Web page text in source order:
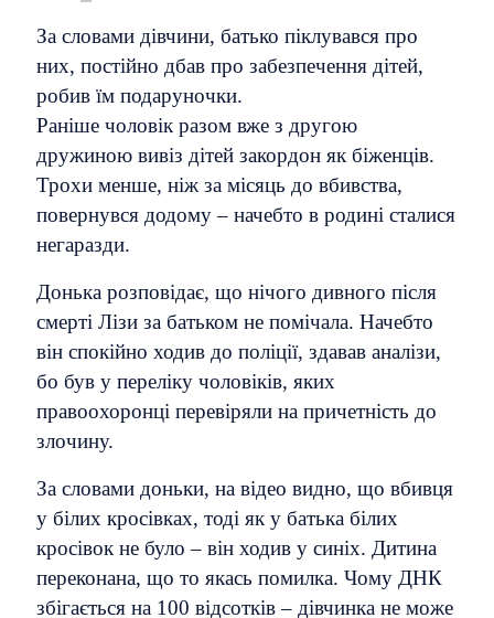
За словами дівчини, батько піклувався про
них, постійно дбав про забезпечення дітей,
робив їм подаруночки.
Раніше чоловік разом вже з другою
дружиною вивіз дітей закордон як біженців.
Трохи менше, ніж за місяць до вбивства,
повернувся додому – начебто в родині сталися
негаразди.
Донька розповідає, що нічого дивного після
смерті Лізи за батьком не помічала. Начебто
він спокійно ходив до поліції, здавав аналізи,
бо був у переліку чоловіків, яких
правоохоронці перевіряли на причетність до
злочину.
За словами доньки, на відео видно, що вбивця
у білих кросівках, тоді як у батька білих
кросівок не було – він ходив у синіх. Дитина
переконана, що то якась помилка. Чому ДНК
збігається на 100 відсотків – дівчинка не може